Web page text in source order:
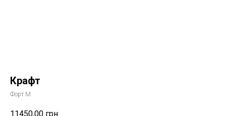
Крафт
Форт М
11450,00 грн.